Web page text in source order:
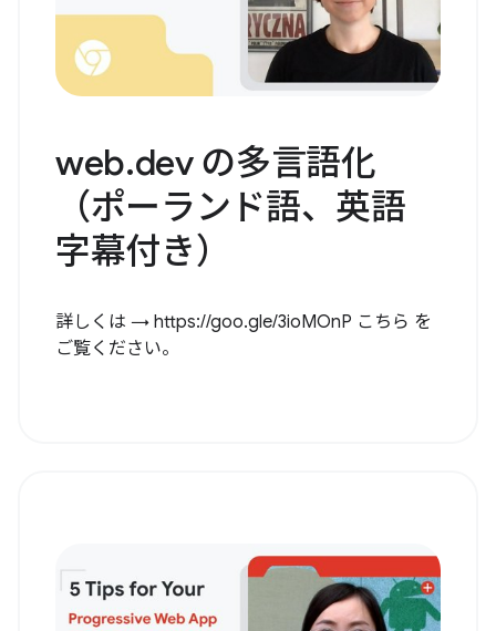
web.dev の多言語化
（ポーランド語、英語
字幕付き）
詳しくは → https://goo.gle/3ioMOnP こちら を
ご覧ください。